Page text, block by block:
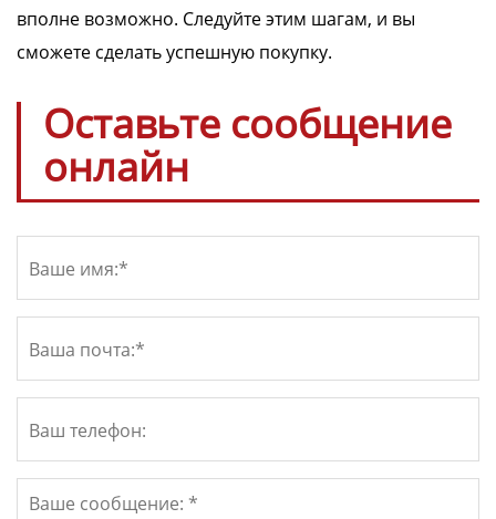
вполне возможно. Следуйте этим шагам, и вы
сможете сделать успешную покупку.
Оставьте сообщение
онлайн